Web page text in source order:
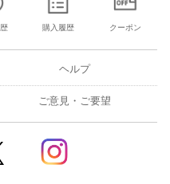
購入履歴 クーポン
ヘルプ
ご意見・ご要望